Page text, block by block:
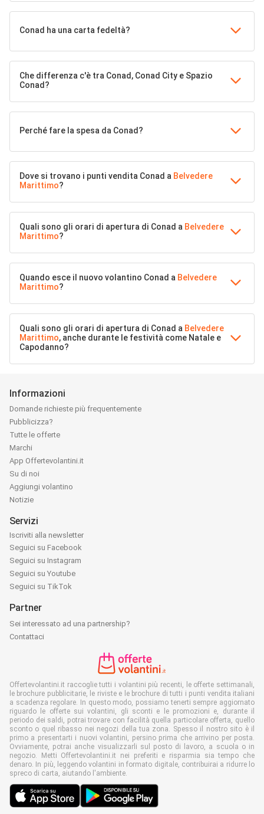
Conad ha una carta fedeltà?
Che differenza c'è tra Conad, Conad City e Spazio
Conad?
Perché fare la spesa da Conad?
Dove si trovano i punti vendita Conad a Belvedere
Marittimo?
Quali sono gli orari di apertura di Conad a Belvedere
Marittimo?
Quando esce il nuovo volantino Conad a Belvedere
Marittimo?
Quali sono gli orari di apertura di Conad a Belvedere
Marittimo, anche durante le festività come Natale e
Capodanno?
Informazioni
Domande richieste più frequentemente
Pubblicizza?
Tutte le offerte
Marchi
App Offertevolantini.it
Su di noi
Aggiungi volantino
Notizie
Servizi
Iscriviti alla newsletter
Seguici su Facebook
Seguici su Instagram
Seguici su Youtube
Seguici su TikTok
Partner
Sei interessato ad una partnership?
Contattaci
Offertevolantini.it raccoglie tutti i volantini più recenti, le offerte settimanali,
le brochure pubblicitarie, le riviste e le brochure di tutti i punti vendita italiani
a scadenza regolare. In questo modo, possiamo tenerti sempre aggiornato
riguardo le offerte sui volantini, gli sconti e le promozioni e, durante il
periodo dei saldi, potrai trovare con facilità quella particolare offerta, quello
sconto o quel ribasso nei negozi della tua zona. Spesso il nostro sito è il
primo a presentarti i nuovi volantini, persino prima che arrivino per posta.
Ovviamente, potrai anche visualizzarli sul posto di lavoro, a scuola o in
negozio. Metti Offertevolantini.it nei preferiti e risparmia sia tempo che
denaro. In più, leggendo volantini in formato digitale, contribuirai a ridurre lo
spreco di carta, aiutando l'ambiente.